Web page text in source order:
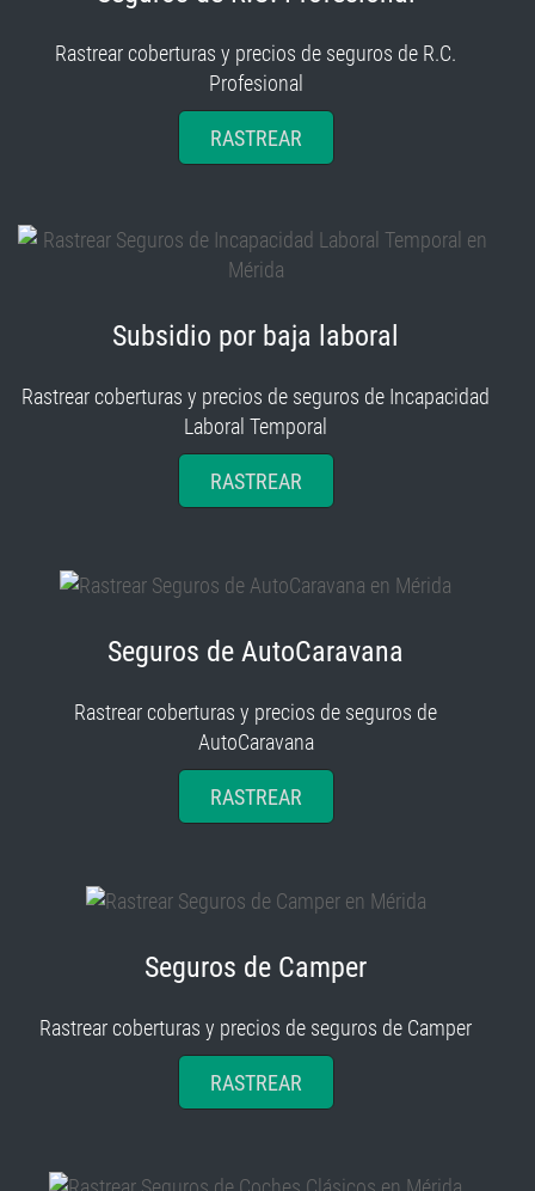
Rastrear coberturas y precios de seguros de R.C.
Profesional
RASTREAR
Rastrear coberturas y precios de seguros de Incapacidad
Laboral Temporal
RASTREAR
Rastrear coberturas y precios de seguros de
AutoCaravana
RASTREAR
Rastrear coberturas y precios de seguros de Camper
RASTREAR